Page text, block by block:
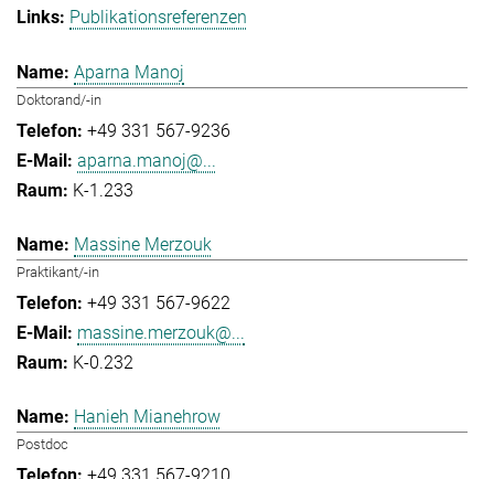
Publikationsreferenzen
Aparna Manoj
Doktorand/-in
+49 331 567-9236
aparna.manoj@...
K-1.233
Massine Merzouk
Praktikant/-in
+49 331 567-9622
massine.merzouk@...
K-0.232
Hanieh Mianehrow
Postdoc